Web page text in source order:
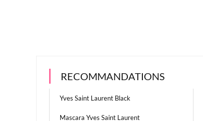
RECOMMANDATIONS
Yves Saint Laurent Black
Mascara Yves Saint Laurent